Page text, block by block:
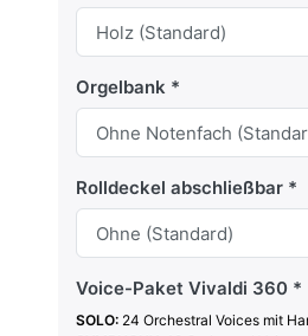
Orgelbank
Rolldeckel abschließbar
Voice-Paket Vivaldi 360
SOLO: 24 Orchestral Voices mit